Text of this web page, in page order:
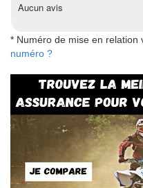
Aucun avis
* Numéro de mise en relation
numéro ?